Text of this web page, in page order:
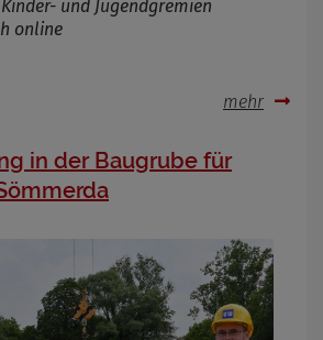
und Jugendgremien
online
mehr
in der Baugrube für